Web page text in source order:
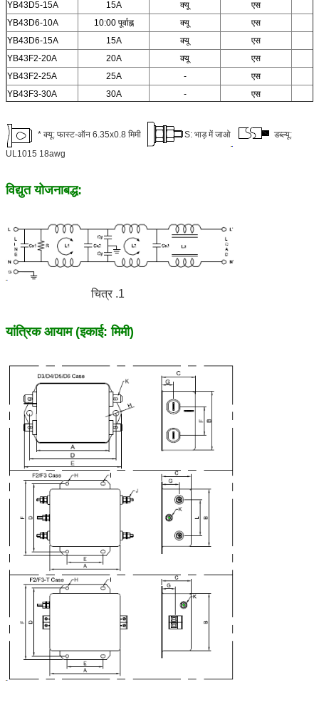
YB43D5-15A 15A क्यू
एस
YB43D6-10A
10:00 पूर्वाह्न क्यू
एस
YB43D6-15A
15A क्यू
एस
YB43F2-20A
20A क्यू
एस
YB43F2-25A
25A -
एस
YB43F3-30A
30A - एस
* क्यू: फास्ट-ऑन 6.35x0.8 मिमी S: भाड़ में जाओ
डब्ल्यू:
UL1015 18awg
विद्युत योजनाबद्ध:
चित्र .1
यांत्रिक आयाम (इकाई: मिमी)